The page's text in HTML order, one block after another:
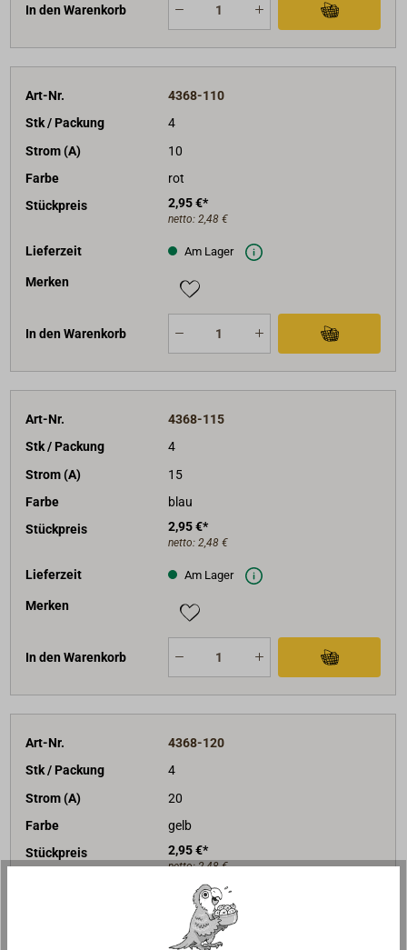
In den Warenkorb
Art-Nr.
4368-110
Stk / Packung
4
Strom (A)
10
Farbe
rot
Stückpreis
2,95 €*
netto: 2,48 €
Lieferzeit Am Lager
Merken
In den Warenkorb
Art-Nr.
4368-115
Stk / Packung
4
Strom (A)
15
Farbe
blau
Stückpreis
2,95 €*
netto: 2,48 €
Lieferzeit Am Lager
Merken
In den Warenkorb
Art-Nr.
4368-120
Stk / Packung
4
Strom (A)
20
Farbe
gelb
Stückpreis
2,95 €*
netto:2,48 €
Am Lager